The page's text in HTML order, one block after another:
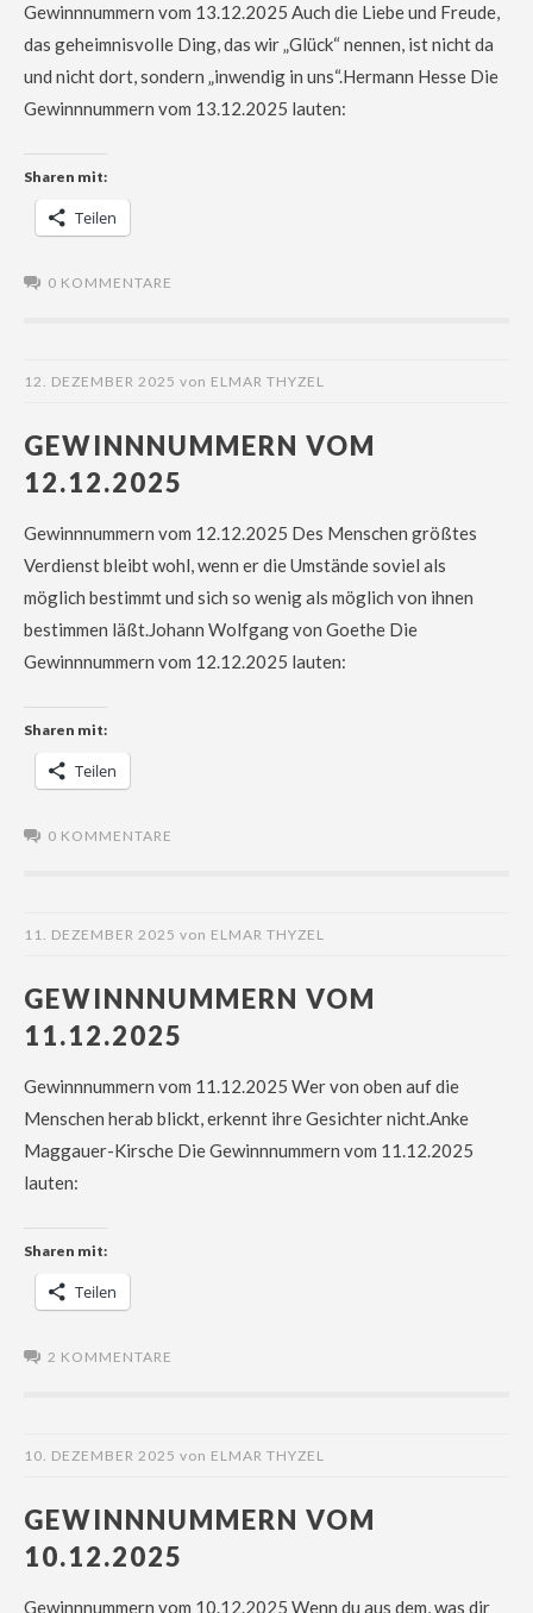
Gewinnnummern vom 13.12.2025 Auch die Liebe und Freude,
das geheimnisvolle Ding, das wir „Glück“ nennen, ist nicht da
und nicht dort, sondern „inwendig in uns“.Hermann Hesse Die
Gewinnnummern vom 13.12.2025 lauten:
Sharen mit:
Teilen
0 KOMMENTARE
12. DEZEMBER 2025 von ELMAR THYZEL
GEWINNNUMMERN VOM
12.12.2025
Gewinnnummern vom 12.12.2025 Des Menschen größtes
Verdienst bleibt wohl, wenn er die Umstände soviel als
möglich bestimmt und sich so wenig als möglich von ihnen
bestimmen läßt.Johann Wolfgang von Goethe Die
Gewinnnummern vom 12.12.2025 lauten:
Sharen mit:
Teilen
0 KOMMENTARE
11. DEZEMBER 2025 von ELMAR THYZEL
GEWINNNUMMERN VOM
11.12.2025
Gewinnnummern vom 11.12.2025 Wer von oben auf die
Menschen herab blickt, erkennt ihre Gesichter nicht.Anke
Maggauer-Kirsche Die Gewinnnummern vom 11.12.2025
lauten:
Sharen mit:
Teilen
2 KOMMENTARE
10. DEZEMBER 2025 von ELMAR THYZEL
GEWINNNUMMERN VOM
10.12.2025
Gewinnnummern vom 10.12.2025 Wenn du aus dem, was dir